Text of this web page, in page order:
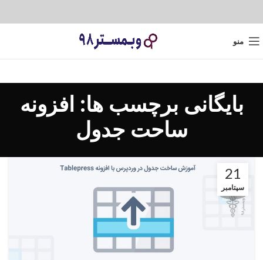
منو
بایگانی برچسب ها: افزونه
ساحت جدول
21
سپتامبر